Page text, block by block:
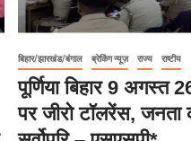
बिहार/झारखंड/बंगाल ब्रेकिंग न्यूज़ राज्य राष्टीय
पूर्णिया बिहार 9 अगस्त
पर जीरो टॉलरेंस, जनता